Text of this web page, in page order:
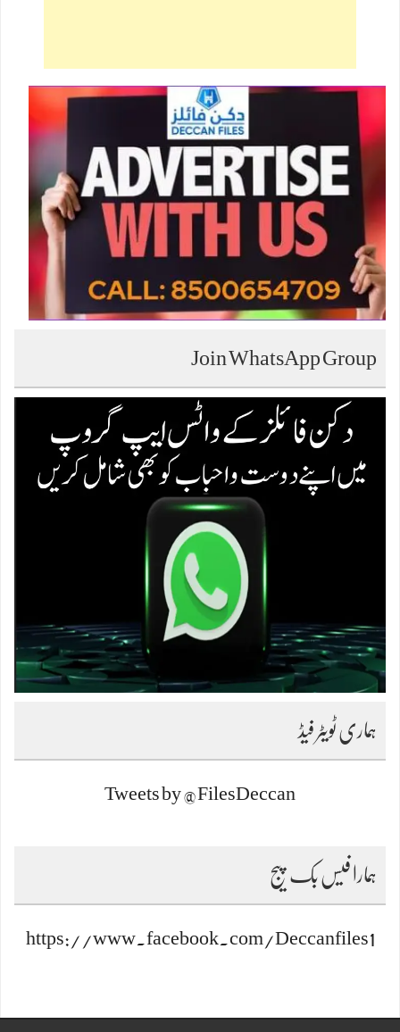
Join WhatsApp Group
ہماری ٹویٹر فیڈ
Tweets by @FilesDeccan
ہمارا فیس بک پیج
https://www.facebook.com/Deccanfiles1